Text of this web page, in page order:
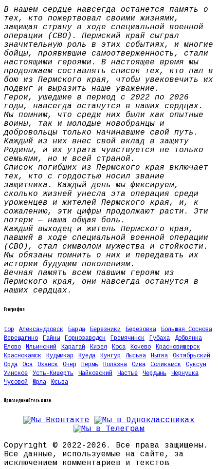
В нашем сердце навсегда останется память о
тех, кто пожертвовал своими жизнями,
защищая страну в ходе специальной военной
операции (СВО). Пермский край сыграл
значительную роль в этих событиях, и многие
бойцы, проявившие самоотверженность, стали
настоящими героями. В настоящее время мы
продолжаем составлять список тех, кто пал в
бою из Пермского края, чтобы увековечить их
подвиг и выразить наше уважение.
Герои, ушедшие в период с 2022 по 2026
годы, навсегда останутся в наших сердцах.
Мы помним, что среди них были как опытные
воины, так и молодые новобранцы и
добровольцы только начинавшие свой путь.
Каждый из них внес свой вклад в защиту
Родины, и их утрата чувствуется не только
семьями, но и всей страной.
Список погибших из Пермского края включает
тех, кто с гордостью носил звание
защитника. Каждый день мы фиксируем,
сколько жизней унесла эта операция среди
уроженцев и жителей Пермского края, и, к
сожалению, эти цифры продолжают расти. Эти
потери — наша общая боль.
Каждый выходец и житель Пермского края,
павший в ходе специальной военной операции
(СВО), стал символом мужества и стойкости.
Мы обязаны помнить о них и передавать их
истории будущим поколениям.
Вечная память всем павшим героям из
Пермского края, они навсегда останутся в
наших сердцах.
География
top Александровск Барда Березники Березовка
Большая Соснова
Верещагино
Гайны Горнозаводск Гремячинск Губаха
Добрянка
Елово
Ильинский Карагай Кизел Коса Кочево
Красновишерск
Краснокамск
Кудымкар Куеда Кунгур Лысьва Нытва
Октябрьский
Орда
Оса Оханск Очер Пермь Полазна Сива Соликамск
Суксун
Уинское
Усть-Кишерть Чайковский Частые Чердынь
Чернушка
Чусовой
Юрла Юсьва
Присоединяйтесь к нам
Copyright © 2022-2026. Все права защищены.
Все данные, используемые на сайте, за
исключением комментариев и текстов